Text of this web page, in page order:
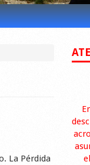
La Pérdida